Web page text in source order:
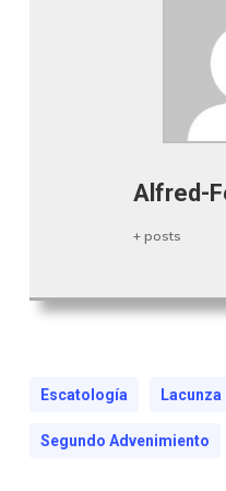
Alfred-
+ posts
Escatología Lacunza
Segundo Advenimiento